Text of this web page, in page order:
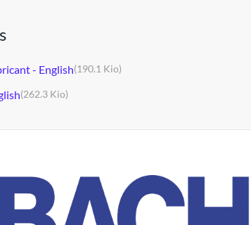
- English(190.1 Kio)
(262.3 Kio)